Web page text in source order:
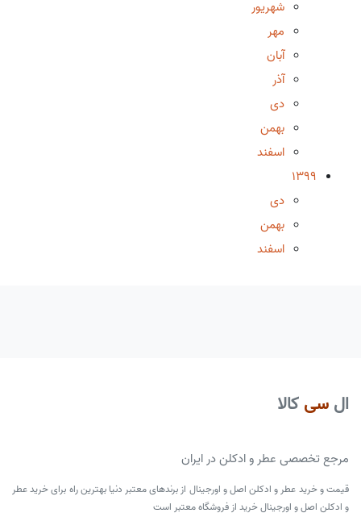
شهریور
مهر
آبان
آذر
دی
بهمن
اسفند
1399
دی
بهمن
اسفند
ال سی کالا
مرجع تخصصی عطر و ادکلن در ایران
قیمت و خرید عطر و ادکلن اصل و اورجینال از برندهای معتبر دنیا بهترین راه برای خرید عطر
و ادکلن اصل و اورجینال خرید از فروشگاه معتبر است